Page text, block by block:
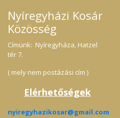
Nyíregyházi Kosár
Közösség
Címünk: Nyíregyháza, Hatzel
tér 7.
( mely nem postázási cím )
Elérhetőségek
nyiregyhazikosar@gmail.com